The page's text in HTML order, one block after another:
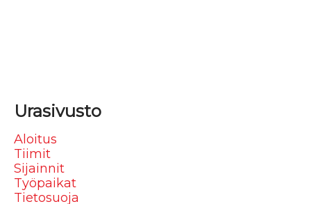
Urasivusto
Aloitus
Tiimit
Sijainnit
Työpaikat
Tietosuoja